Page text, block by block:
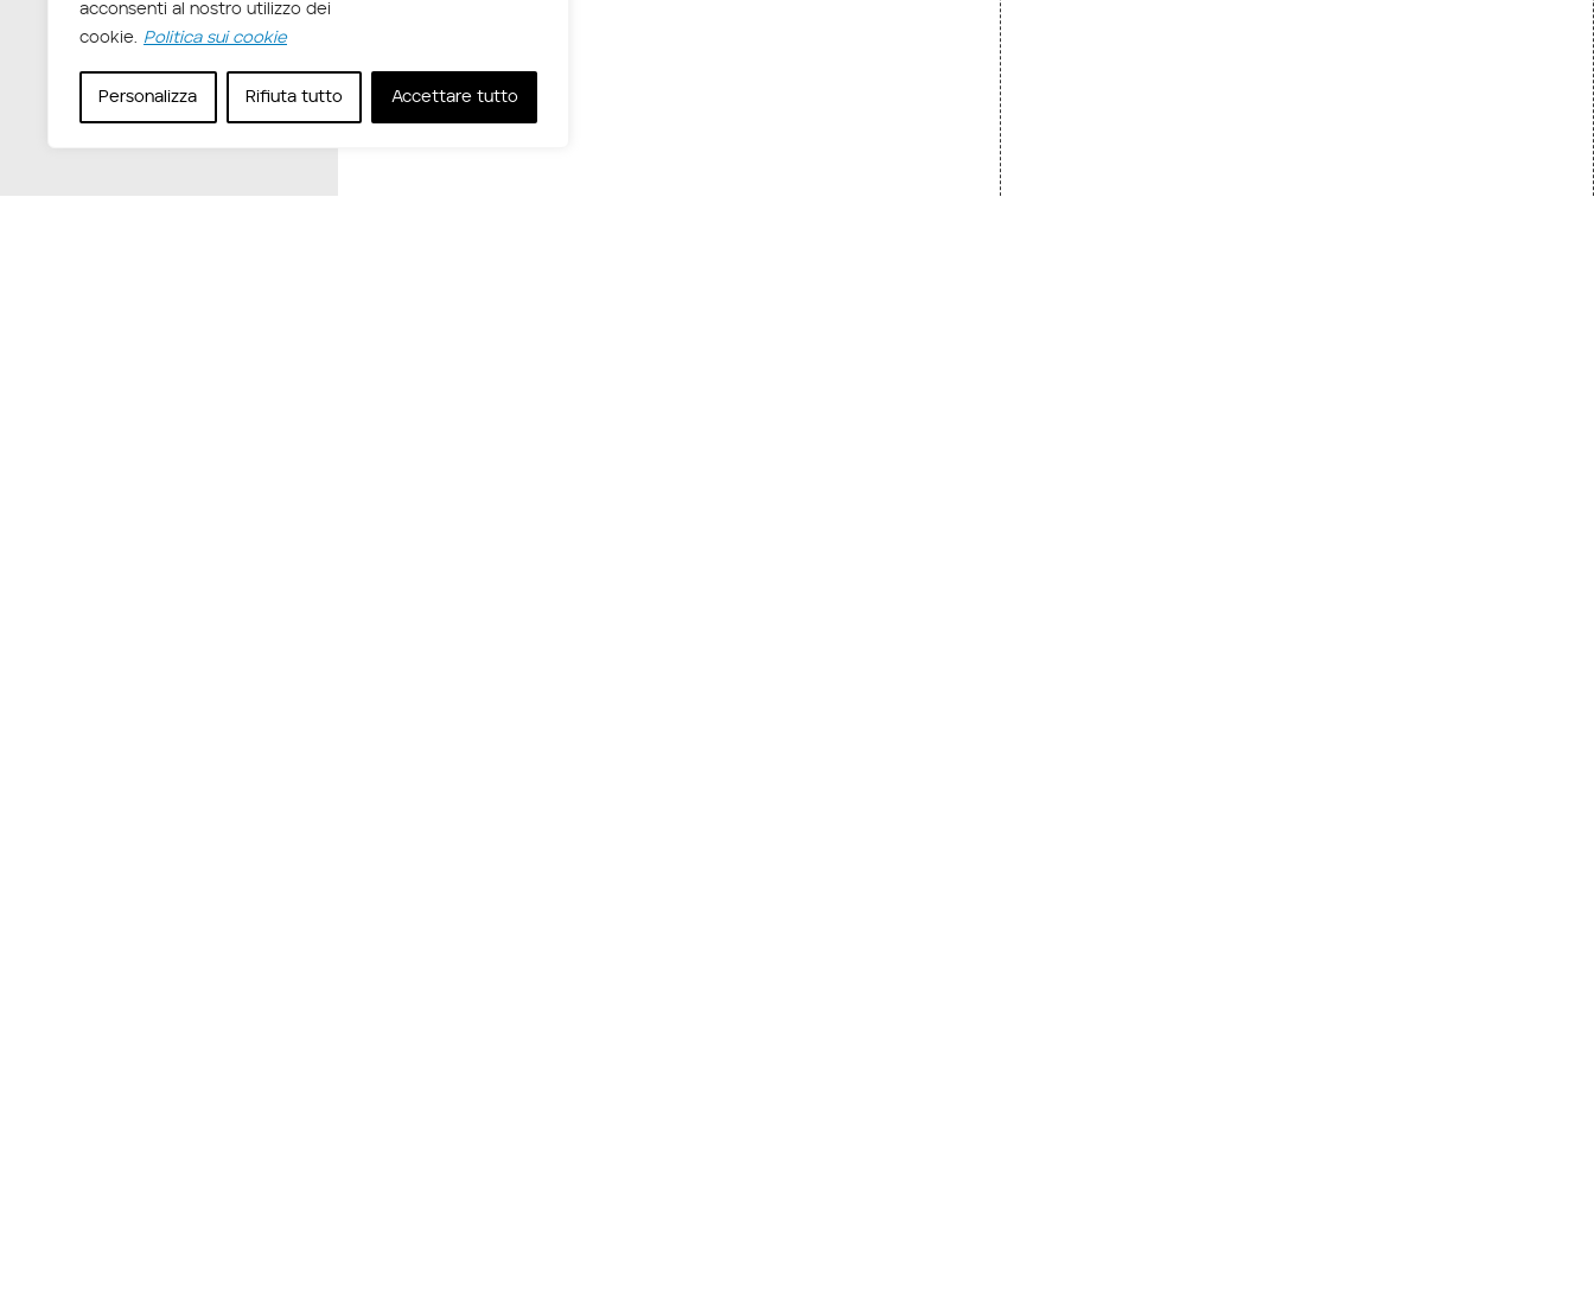
acconsenti al nostro utilizzo dei
cookie. Politica sui cookie
Personalizza Rifiuta tutto Accettare tutto